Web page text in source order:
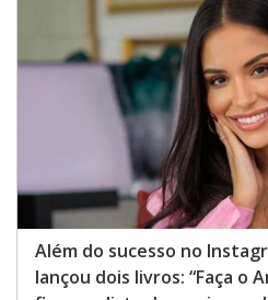
Além do sucesso no
lançou dois livros: “Faça o